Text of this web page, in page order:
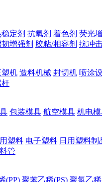
定剂 抗氧剂 着色剂 荧光
增强剂 胶粘/相容剂 抗冲
塑机 造料机械 封切机 喷涂
杆
包装模具 航空模具 机电
塑料 电子塑料 日用塑料制
管
(PP) 聚苯乙稀(PS) 聚氯乙